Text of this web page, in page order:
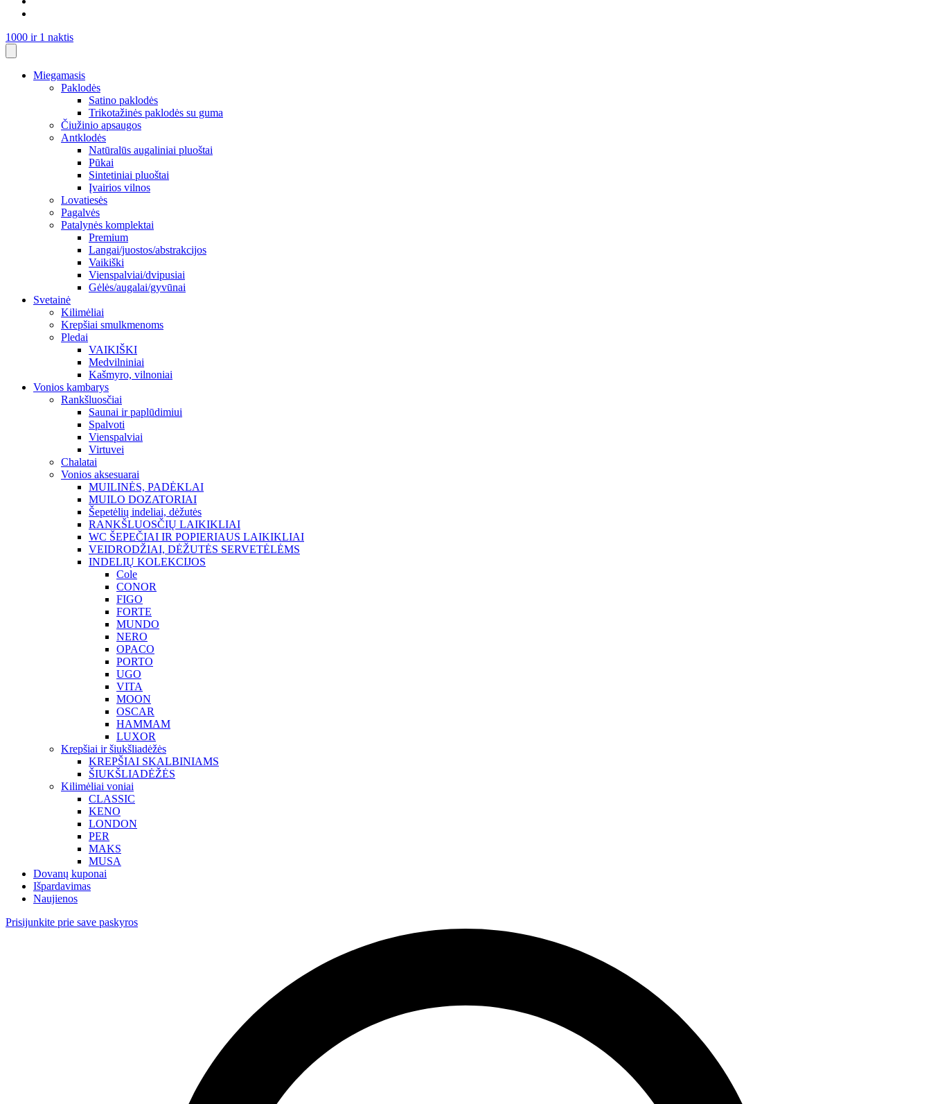
1000 ir 1 naktis
Miegamasis
Paklodės
Satino paklodės
Trikotažinės paklodės su guma
Čiužinio apsaugos
Antklodės
Natūralūs augaliniai pluoštai
Pūkai
Sintetiniai pluoštai
Įvairios vilnos
Lovatiesės
Pagalvės
Patalynės komplektai
Premium
Langai/juostos/abstrakcijos
Vaikiški
Vienspalviai/dvipusiai
Gėlės/augalai/gyvūnai
Svetainė
Kilimėliai
Krepšiai smulkmenoms
Pledai
VAIKIŠKI
Medvilniniai
Kašmyro, vilnoniai
Vonios kambarys
Rankšluosčiai
Saunai ir paplūdimiui
Spalvoti
Vienspalviai
Virtuvei
Chalatai
Vonios aksesuarai
MUILINĖS, PADĖKLAI
MUILO DOZATORIAI
Šepetėlių indeliai, dėžutės
RANKŠLUOSČIŲ LAIKIKLIAI
WC ŠEPEČIAI IR POPIERIAUS LAIKIKLIAI
VEIDRODŽIAI, DĖŽUTĖS SERVETĖLĖMS
INDELIŲ KOLEKCIJOS
Cole
CONOR
FIGO
FORTE
MUNDO
NERO
OPACO
PORTO
UGO
VITA
MOON
OSCAR
HAMMAM
LUXOR
Krepšiai ir šiukšliadėžės
KREPŠIAI SKALBINIAMS
ŠIUKŠLIADĖŽĖS
Kilimėliai voniai
CLASSIC
KENO
LONDON
PER
MAKS
MUSA
Dovanų kuponai
Išpardavimas
Naujienos
Prisijunkite prie save paskyros